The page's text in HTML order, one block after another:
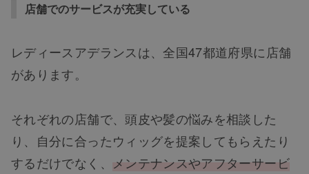
店舗でのサービスが充実している
レディースアデランスは、全国47都道府県に店舗
があります。
それぞれの店舗で、頭皮や髪の悩みを相談した
り、自分に合ったウィッグを提案してもらえたり
するだけでなく、
メンテナンスやアフターサービ